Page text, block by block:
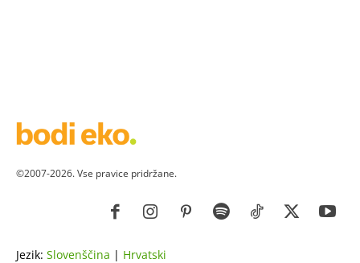
©2007-2026. Vse pravice pridržane.
Jezik: Slovenščina | Hrvatski